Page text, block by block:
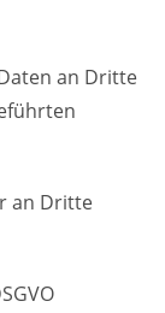
an Dritte
an Dritte